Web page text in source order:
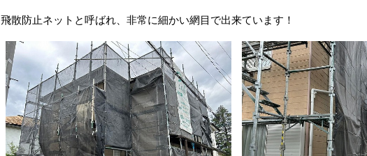
飛散防止ネットと呼ばれ、非常に細かい網目で出来ています！